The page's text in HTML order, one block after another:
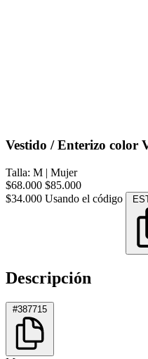
Vestido / Enterizo color
Talla: M | Mujer
$68.000 $85.000
$34.000 Usando el código
Descripción
#387715